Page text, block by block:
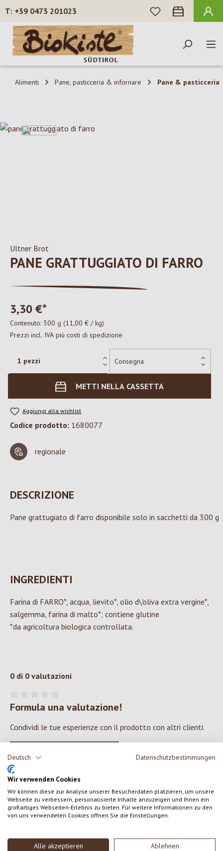
Deutsch Datenschutzbestimmungen
Wir verwenden Cookies
Wir können diese zur Analyse unserer Besucherdaten platzieren, um unsere
Webseite zu verbessern, personalisierte Inhalte anzuzeigen und Ihnen ein
großartiges Webseiten-Erlebnis zu bieten. Für weitere Informationen zu den
von uns verwendeten Cookies öffnen Sie die Einstellungen.
Alle akzeptieren Ablehnen
Passa al contenuto principale
+39 0473 201023
HAI 0 ARTICOLI
Alimenti Pane, pasticceria & infornare Pane & pasticceria
Salta la galleria di immagini
Ultner Brot
PANE GRATTUGGIATO DI FARRO
3,30 €*
Contenuto: 300 g (11,00 € / kg)
Prezzi incl. IVA più costi di spedizione
METTI NELLA CASSETTA
Aggiungi alla wishlist
Codice prodotto: 1680077
regionale
DESCRIZIONE
Pane grattugiato di farro disponibile solo in sacchetti da 300 g
INGREDIENTI
Farina di FARRO*, acqua, lievito*, olio d\'oliva extra vergine*,
salgemma, farina di malto*; contiene glutine
*da agricoltura biologica controllata.
0 di 0 valutazioni
Valutazione media di 0 su 5 stelle
Formula una valutazione!
Condividi le tue esperienze con il prodotto con altri clienti.
SCRIVERE UNA RECENSIONE
Visualizza le valutazioni solo nella lingua corrente.